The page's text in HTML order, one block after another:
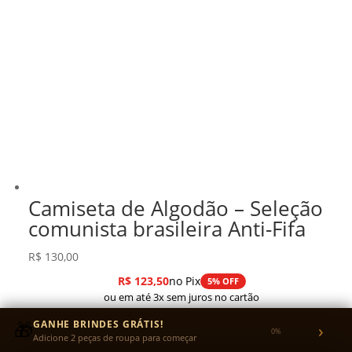
Camiseta de Algodão – Seleção
comunista brasileira Anti-Fifa
R$ 130,00
R$123,50no Pix 5% OFF
ou em até 3x sem juros no cartão
🎁GANHE BRINDES GRÁTIS!
Adicione 2 peças de roupa para começar 0% ›